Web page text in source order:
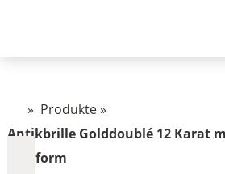
» Produkte»
Antikbrille Golddoublé 12 Karat
Glasform